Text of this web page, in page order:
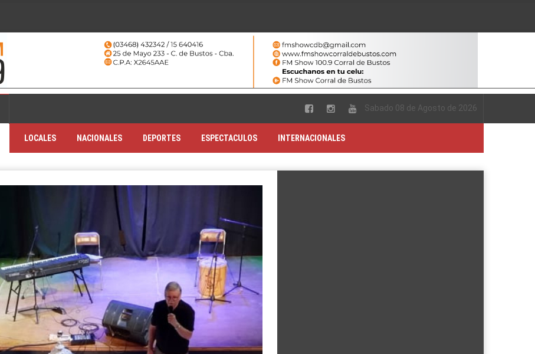
Sabado 08 de Agosto de 2026
LOCALES NACIONALES DEPORTES ESPECTACULOS INTERNACIONALES